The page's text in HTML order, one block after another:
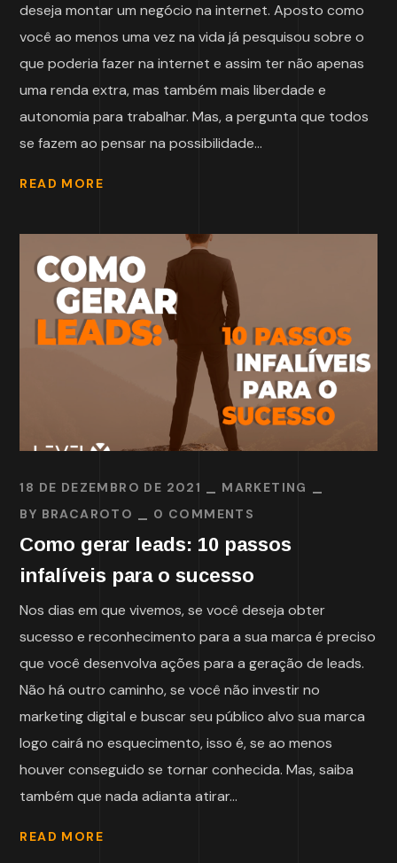
deseja montar um negócio na internet. Aposto como
você ao menos uma vez na vida já pesquisou sobre o
que poderia fazer na internet e assim ter não apenas
uma renda extra, mas também mais liberdade e
autonomia para trabalhar. Mas, a pergunta que todos
se fazem ao pensar na possibilidade...
READ MORE
18 DE DEZEMBRO DE 2021
MARKETING
BY BRACAROTO 0 COMMENTS
Como gerar leads: 10 passos
infalíveis para o sucesso
Nos dias em que vivemos, se você deseja obter
sucesso e reconhecimento para a sua marca é preciso
que você desenvolva ações para a geração de leads.
Não há outro caminho, se você não investir no
marketing digital e buscar seu público alvo sua marca
logo cairá no esquecimento, isso é, se ao menos
houver conseguido se tornar conhecida. Mas, saiba
também que nada adianta atirar...
READ MORE